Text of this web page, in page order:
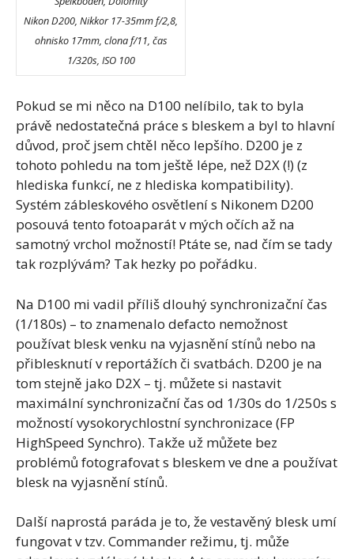
Nikon D200, Nikkor 17-35mm f/2,8,
ohnisko 17mm, clona f/11, čas
1/320s, ISO 100
Pokud se mi něco na D100 nelíbilo, tak to byla
právě nedostatečná práce s bleskem a byl to hlavní
důvod, proč jsem chtěl něco lepšího. D200 je z
tohoto pohledu na tom ještě lépe, než D2X (!) (z
hlediska funkcí, ne z hlediska kompatibility).
Systém zábleskového osvětlení s Nikonem D200
posouvá tento fotoaparát v mých očích až na
samotný vrchol možností! Ptáte se, nad čím se tady
tak rozplývám? Tak hezky po pořádku.
Na D100 mi vadil příliš dlouhý synchronizační čas
(1/180s) – to znamenalo defacto nemožnost
používat blesk venku na vyjasnění stínů nebo na
přiblesknutí v reportážích či svatbách. D200 je na
tom stejně jako D2X – tj. můžete si nastavit
maximální synchronizační čas od 1/30s do 1/250s s
možností vysokorychlostní synchronizace (FP
HighSpeed Synchro). Takže už můžete bez
problémů fotografovat s bleskem ve dne a používat
blesk na vyjasnění stínů.
Další naprostá paráda je to, že vestavěný blesk umí
fungovat v tzv. Commander režimu, tj. může